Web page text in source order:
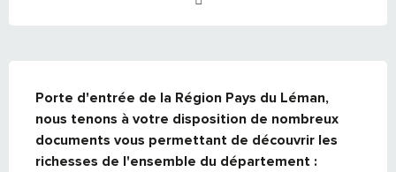
Porte d'entrée de la Région Pays du Léman,
nous tenons à votre disposition de nombreux
documents vous permettant de découvrir les
richesses de l'ensemble du département :